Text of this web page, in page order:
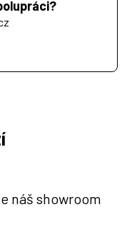
náš showroom